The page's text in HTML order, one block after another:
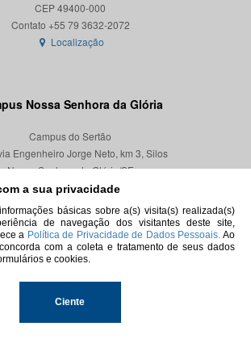
a sua privacidade
básicas sobre a(s) visita(s) realizada(s)
de navegação dos visitantes deste site,
a Política de Privacidade de Dados Pessoais. Ao
com a coleta e tratamento de seus dados
e cookies.
Ciente
CEP 49400-000
Localização
Nossa Senhora da Glória
Campus do Sertão
Engenheiro Jorge Neto, km 3, Silos
Nossa Senhora da Glória/SE
CEP 49680-000
Localização
Todos os direitos reservados.
Federal de Sergipe.